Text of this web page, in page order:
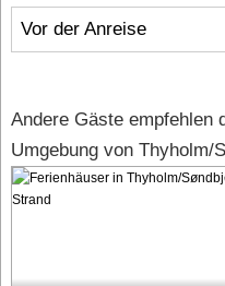
Vor der Anreise
Andere Gäste empfehlen
Umgebung von Thyholm/